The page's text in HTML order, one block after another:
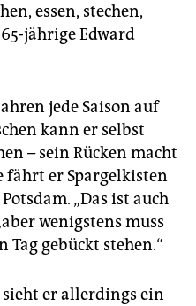
essen, stechen,
jährige Edward
jede Saison auf
kann er selbst
– sein Rücken macht
fährt er Spargelkisten
„Das ist auch
wenigstens muss
gebückt stehen.“
er allerdings ein